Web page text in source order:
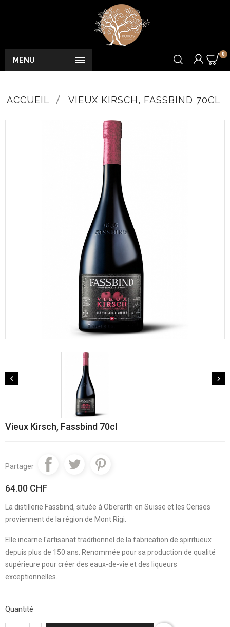

MENU
0
ACCUEIL VIEUX KIRSCH, FASSBIND 70CL
 
Vieux Kirsch, Fassbind 70cl
Partager
64.00 CHF
La distillerie Fassbind, située à Oberarth en Suisse et les Cerises
proviennent de la région de Mont Rigi.
Elle incarne l'artisanat traditionnel de la fabrication de spiritueux
depuis plus de 150 ans. Renommée pour sa production de qualité
supérieure pour créer des eaux-de-vie et des liqueurs
exceptionnelles.
Quantité